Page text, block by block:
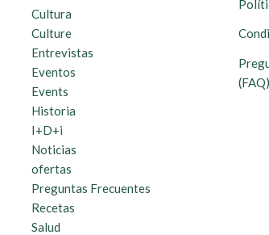
Cultura
Culture
Entrevistas
Eventos
Events
Historia
I+D+i
Noticias
ofertas
Preguntas Frecuentes
Recetas
Salud
(FAQ)